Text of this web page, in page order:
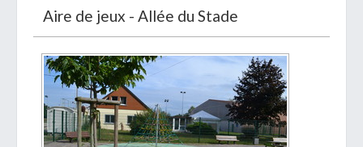
Aire de jeux - Allée du Stade